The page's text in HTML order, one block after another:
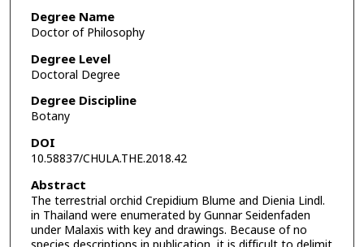
Degree Name
Doctor of Philosophy
Degree Level
Doctoral Degree
Degree Discipline
Botany
DOI
10.58837/CHULA.THE.2018.42
Abstract
The terrestrial orchid Crepidium Blume and Dienia Lindl.
in Thailand were enumerated by Gunnar Seidenfaden
under Malaxis with key and drawings. Because of no